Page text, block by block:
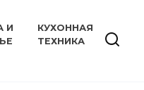
И
КУХОННАЯ
ТЕХНИКА